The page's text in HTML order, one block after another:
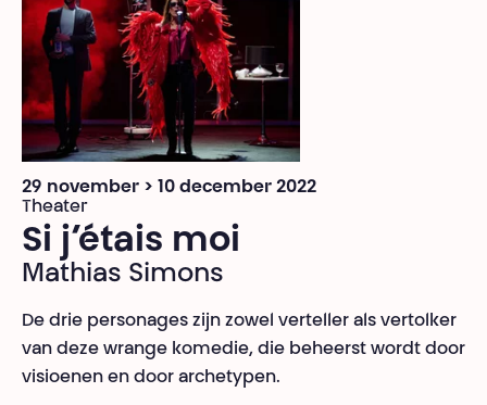
29 november > 10 december 2022
Theater
Si j’étais moi
Mathias Simons
De drie personages zijn zowel verteller als vertolker
van deze wrange komedie, die beheerst wordt door
visioenen en door archetypen.